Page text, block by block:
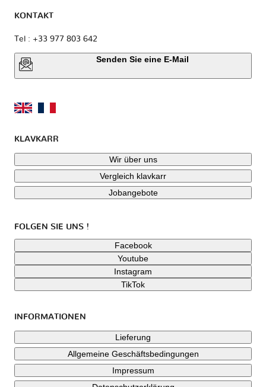
KONTAKT
Tel : +33 977 803 642
Senden Sie eine E-Mail
KLAVKARR
Wir über uns
Vergleich klavkarr
Jobangebote
FOLGEN SIE UNS !
Facebook
Youtube
Instagram
TikTok
INFORMATIONEN
Lieferung
Allgemeine Geschäftsbedingungen
Impressum